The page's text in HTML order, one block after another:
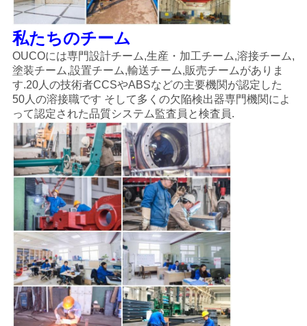
私たちのチーム
OUCOには専門設計チーム,生産・加工チーム,溶接チーム,
塗装チーム,設置チーム,輸送チーム,販売チームがありま
す.20人の技術者CCSやABSなどの主要機関が認定した
50人の溶接職です そして多くの欠陥検出器専門機関によ
って認定された品質システム監査員と検査員.